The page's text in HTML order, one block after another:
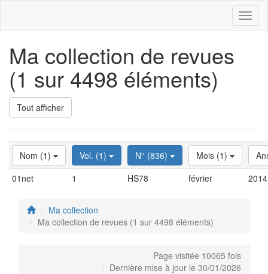
Ma collection de revues
(1 sur 4498 éléments)
Tout afficher
Nom (1) Vol. (1) N° (836) Mois (1)
01net
1 HS78 février 2014
Ma collection
Ma collection de revues (1 sur 4498 éléments)
Page visitée 10065 fois
Dernière mise à jour le 30/01/2026